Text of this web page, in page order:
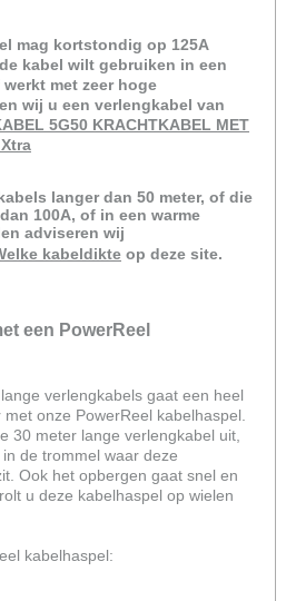
mag kortstondig op 125A
kabel wilt gebruiken in een
met zeer hoge
wij u een verlengkabel van
5G50 KRACHTKABEL MET
langer dan 50 meter, of die
100A, of in een warme
adviseren wij
kabeldikte op deze site.
een PowerReel
verlengkabels gaat een heel
onze PowerReel kabelhaspel.
30 meter lange verlengkabel uit,
de trommel waar deze
Ook het opbergen gaat snel en
u deze kabelhaspel op wielen
kabelhaspel: